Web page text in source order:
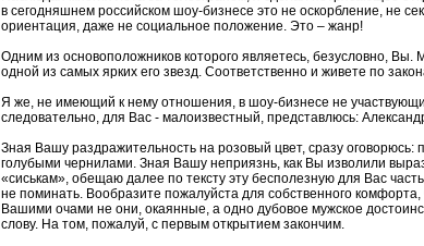
в сегодняшнем российском шоу-бизнесе это не оскорбление, не
ориентация, даже не социальное положение. Это – жанр!
Одним из основоположников которого являетесь, безусловно, Вы.
одной из самых ярких его звезд. Соответственно и живете по
Я же, не имеющий к нему отношения, в шоу-бизнесе не
следовательно, для Вас - малоизвестный, представлюсь:
Зная Вашу раздражительность на розовый цвет, сразу оговорюсь:
голубыми чернилами. Зная Вашу неприязнь, как Вы изволили
«сиськам», обещаю далее по тексту эту бесполезную для Вас
не поминать. Вообразите пожалуйста для собственного комфорта,
Вашими очами не они, окаянные, а одно дубовое мужское
слову. На том, пожалуй, с первым открытием закончим.